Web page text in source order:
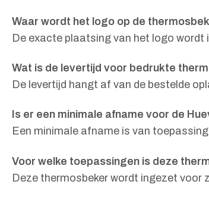
Waar wordt het logo op de
De exacte plaatsing van het logo wordt
Wat is de levertijd voor bedrukte
De levertijd hangt af van de bestelde
Is er een minimale afname voor de
Een minimale afname is van
Voor welke toepassingen is deze
Deze thermosbeker wordt ingezet voor